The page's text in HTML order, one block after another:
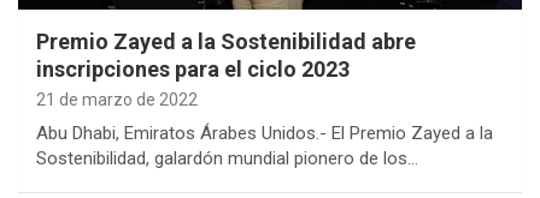
Premio Zayed a la Sostenibilidad abre
inscripciones para el ciclo 2023
21 de marzo de 2022
Abu Dhabi, Emiratos Árabes Unidos.- El Premio Zayed a la
Sostenibilidad, galardón mundial pionero de los…